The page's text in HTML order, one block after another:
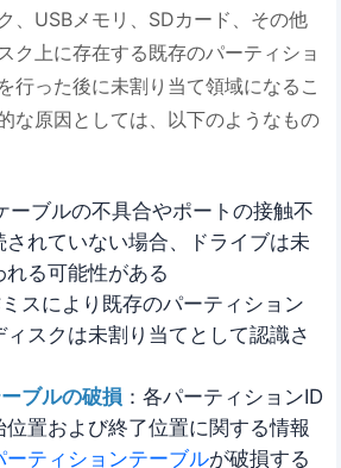
、USBメモリ、SDカード、その他
ク上に存在する既存のパーティショ
行った後に未割り当て領域になるこ
な原因としては、以下のようなもの
ーブルの不具合やポートの接触不
されていない場合、ドライブは未
る可能性がある
スにより既存のパーティション
スクは未割り当てとして認識さ
ブルの破損 ：各パーティションID
置および終了位置に関する情報
ーティションテーブルが破損する